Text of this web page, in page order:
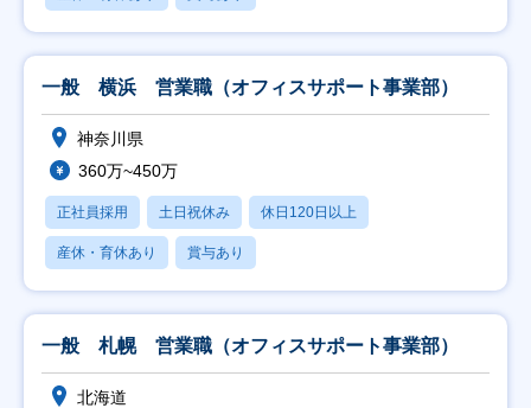
一般 横浜 営業職（オフィスサポート事業部）
神奈川県
360万~450万
正社員採用 土日祝休み 休日120日以上
産休・育休あり 賞与あり
一般 札幌 営業職（オフィスサポート事業部）
北海道